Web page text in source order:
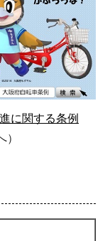
に関する条例
）